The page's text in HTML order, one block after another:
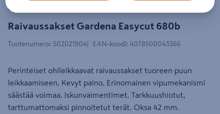
Raivaussakset Gardena Easycut 680b
GARDENA
Tuotenumero: 502021904 EAN-koodi: 4078500043366
Perinteiset ohileikkaavat raivaussakset tuoreen puun
leikkaamiseen. Kevyt paino. Erinomainen vipumekanismi
säästää voimaa. Iskunvaimentimet. Tarkkuushiotut,
tarttumattomaksi pinnoitetut terät. Oksa 42 mm.